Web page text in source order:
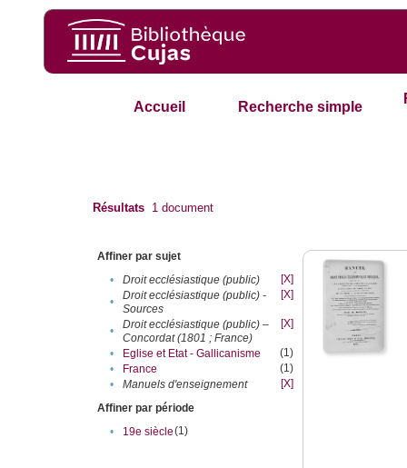
Accueil Recherche simple
Résultats 1 document
Affiner par sujet
•
Droit ecclésiastique (public)
[X]
•
Droit ecclésiastique (public) -
Sources
[X]
•
Droit ecclésiastique (public) –
Concordat (1801 ; France)
[X]
• Eglise et Etat - Gallicanisme
(1)
•
France
(1)
•
Manuels d'enseignement
[X]
Affiner par période
•
19e siècle(1)